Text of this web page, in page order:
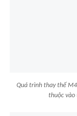
Quá trình thay thế
thuộc vào